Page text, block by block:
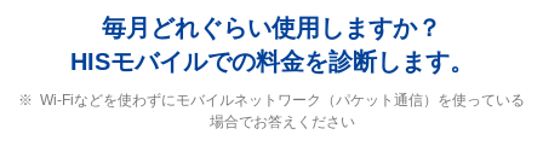
毎月どれぐらい使用しますか？
HISモバイルでの料金を診断します。
Wi-Fiなどを使わずにモバイルネットワーク（パケット通信）を使っている
場合でお答えください